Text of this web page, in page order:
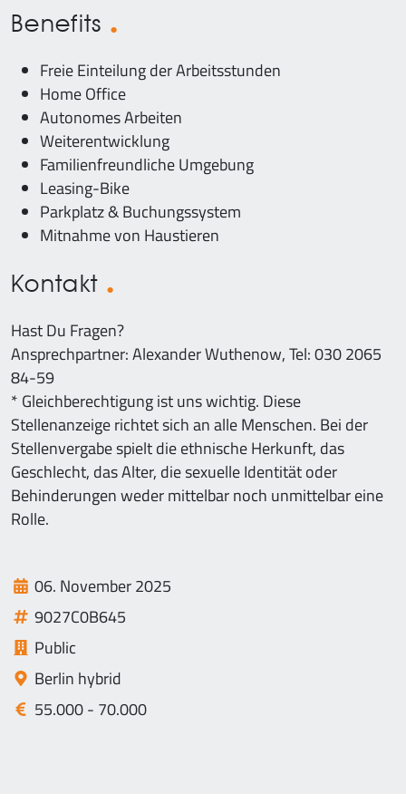
Benefits
Freie Einteilung der Arbeitsstunden
Home Office
Autonomes Arbeiten
Weiterentwicklung
Familienfreundliche Umgebung
Leasing-Bike
Parkplatz & Buchungssystem
Mitnahme von Haustieren
Kontakt
Hast Du Fragen?
Ansprechpartner: Alexander Wuthenow, Tel: 030 2065
84-59
* Gleichberechtigung ist uns wichtig. Diese
Stellenanzeige richtet sich an alle Menschen. Bei der
Stellenvergabe spielt die ethnische Herkunft, das
Geschlecht, das Alter, die sexuelle Identität oder
Behinderungen weder mittelbar noch unmittelbar eine
Rolle.
06. November 2025
9027C0B645
Public
Berlin hybrid
55.000 - 70.000